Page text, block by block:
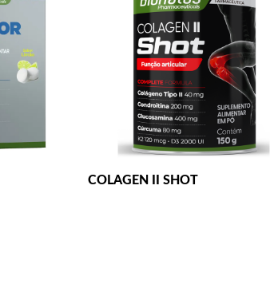
COLAGEN II SHOT